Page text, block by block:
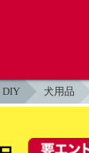
DIY 犬用品